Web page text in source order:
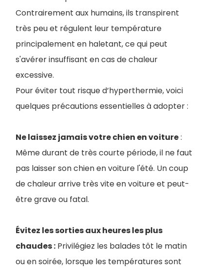
Contrairement aux humains, ils transpirent
très peu et régulent leur température
principalement en haletant, ce qui peut
s'avérer insuffisant en cas de chaleur
excessive.
Pour éviter tout risque d’hyperthermie, voici
quelques précautions essentielles à adopter :
Ne laissez jamais votre chien en voiture:
Même durant de très courte période, il ne faut
pas laisser son chien en voiture l'été. Un coup
de chaleur arrive très vite en voiture et peut-
être grave ou fatal.
Évitez les sorties aux heures les plus
chaudes : Privilégiez les balades tôt le matin
ou en soirée, lorsque les températures sont